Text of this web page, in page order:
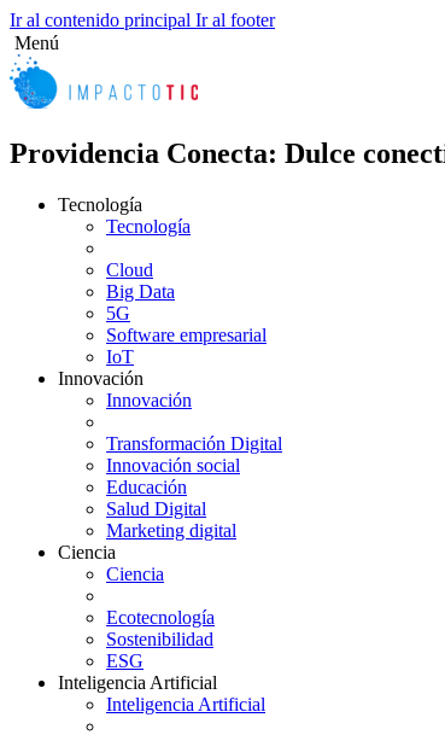
Ir al contenido principal Ir al footer
Menú
Providencia Conecta: Dulce
Tecnología
Tecnología
Cloud
Big Data
5G
Software empresarial
IoT
Innovación
Innovación
Transformación Digital
Innovación social
Educación
Salud Digital
Marketing digital
Ciencia
Ciencia
Ecotecnología
Sostenibilidad
ESG
Inteligencia Artificial
Inteligencia Artificial